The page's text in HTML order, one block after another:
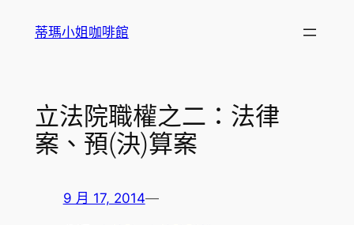
蒂瑪小姐咖啡館
立法院職權之二：法律
案、預(決)算案
9 月 17, 2014—